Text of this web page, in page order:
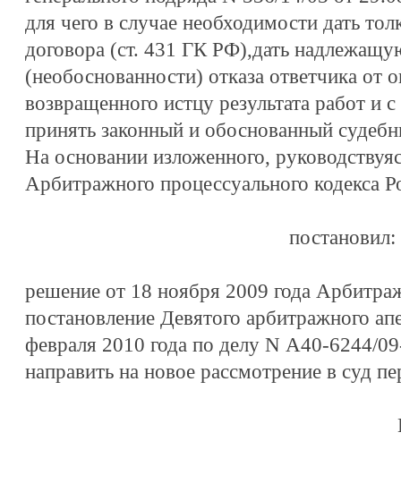
для чего в случае необходимости дать
договора (ст. 431 ГК РФ),дать
(необоснованности) отказа ответчика от
возвращенного истцу результата работ и
принять законный и обоснованный
На основании изложенного,
Арбитражного процессуального кодекса
постановил:
решение от 18 ноября 2009 года
постановление Девятого арбитражного
февраля 2010 года по делу N А40-6244/
направить на новое рассмотрение в суд